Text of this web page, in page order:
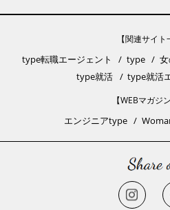
【関連サイト
type転職エージェント type
type就活
type就活
【WEBマガジ
エンジニアtype